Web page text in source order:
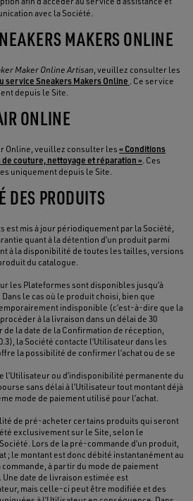
avec la Société.
MAKERS ONLINE
Maker Online Artisan, veuillez consulter les
service Sneakers Makers Online . Ce service
depuis le Site.
ONLINE
Online, veuillez consulter les« Conditions
couture, nettoyage et réparation ». Ces
uniquement depuis le Site.
DES PRODUITS
est mis à jour périodiquement par la Société,
quant à la détention d’un produit parmi
à la disponibilité de toutes les tailles, versions
du catalogue.
les Plateformes sont disponibles jusqu’à
le cas où le produit choisi, bien que
indisponible (c’est-à-dire que la
à la livraison dans un délai de 30
la date de la Confirmation de réception,
la Société contacte l’Utilisateur dans les
la possibilité de confirmer l’achat ou de se
l’Utilisateur ou d’indisponibilité permanente du
sans délai à l’Utilisateur tout montant déjà
mode de paiement utilisé pour l’achat.
de pré-acheter certains produits qui seront
exclusivement sur le Site, selon le
Lors de la pré-commande d’un produit,
; le montant est donc débité instantanément au
commande, à partir du mode de paiement
Une date de livraison estimée est
mais celle-ci peut être modifiée et des